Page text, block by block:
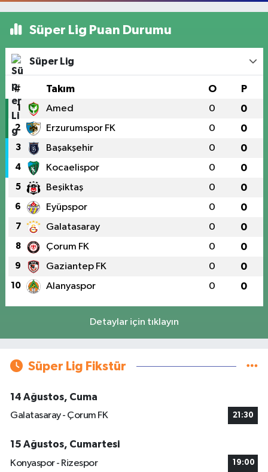
Süper Lig Puan Durumu
Süper Lig
# Takım O P
1 Amed 0 0
2 Erzurumspor FK 0 0
3 Başakşehir 0 0
4 Kocaelispor 0 0
5 Beşiktaş 0 0
6 Eyüpspor 0 0
7 Galatasaray 0 0
8 Çorum FK 0 0
9 Gaziantep FK 0 0
10 Alanyaspor 0 0
Detaylar için tıklayın
Süper Lig Fikstür
14 Ağustos, Cuma
Galatasaray - Çorum FK
21:30
15 Ağustos, Cumartesi
Konyaspor - Rizespor
19:00